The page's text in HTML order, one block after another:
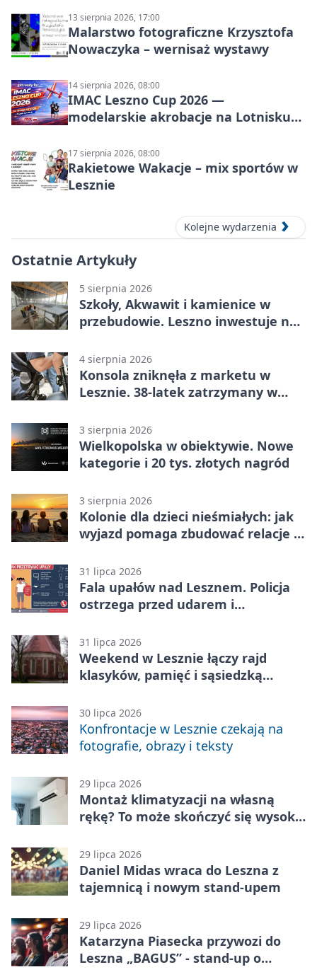
13 sierpnia 2026, 17:00
Malarstwo fotograficzne Krzysztofa
Nowaczyka – wernisaż wystawy
14 sierpnia 2026, 08:00
IMAC Leszno Cup 2026 —
modelarskie akrobacje na Lotnisku
17 sierpnia 2026, 08:00
Rakietowe Wakacje – mix sportów w
Lesznie
Kolejne wydarzenia
Ostatnie Artykuły
5 sierpnia 2026
Szkoły, Akwawit i kamienice w
przebudowie. Leszno inwestuje na
4 sierpnia 2026
Konsola zniknęła z marketu w
Lesznie. 38-latek zatrzymany w
3 sierpnia 2026
Wielkopolska w obiektywie. Nowe
kategorie i 20 tys. złotych nagród
3 sierpnia 2026
Kolonie dla dzieci nieśmiałych: jak
wyjazd pomaga zbudować relacje z
31 lipca 2026
Fala upałów nad Lesznem. Policja
ostrzega przed udarem i
31 lipca 2026
Weekend w Lesznie łączy rajd
klasyków, pamięć i sąsiedzką
30 lipca 2026
Konfrontacje w Lesznie czekają na
fotografie, obrazy i teksty
29 lipca 2026
Montaż klimatyzacji na własną
rękę? To może skończyć się wysoką
29 lipca 2026
Daniel Midas wraca do Leszna z
tajemnicą i nowym stand-upem
29 lipca 2026
Katarzyna Piasecka przywozi do
Leszna „BAGUS” - stand-up o